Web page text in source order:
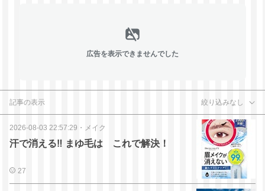
広告を表示できませんでした
記事の表示 絞り込みなし
2026-08-03 22:57:29 ・ メイク
汗で消える‼️ まゆ毛は これで解決！
27